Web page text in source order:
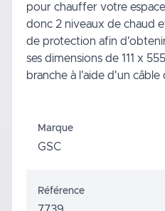
pour chauffer votre
donc 2 niveaux de chaud
de protection afin
ses dimensions de 111 x
branche à l'aide d'un câble
Marque
GSC
Référence